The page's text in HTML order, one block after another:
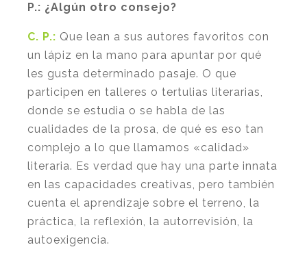
P.: ¿Algún otro consejo?
C. P.: Que lean a sus autores favoritos con
un lápiz en la mano para apuntar por qué
les gusta determinado pasaje. O que
participen en talleres o tertulias literarias,
donde se estudia o se habla de las
cualidades de la prosa, de qué es eso tan
complejo a lo que llamamos «calidad»
literaria. Es verdad que hay una parte innata
en las capacidades creativas, pero también
cuenta el aprendizaje sobre el terreno, la
práctica, la reflexión, la autorrevisión, la
autoexigencia.